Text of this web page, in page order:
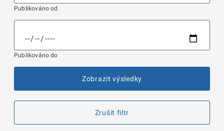
Publikováno od
Publikováno do
Zobrazit výsledky
Zrušit filtr